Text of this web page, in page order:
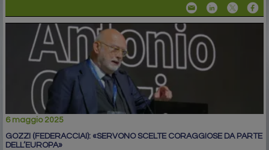
6 maggio 2025
GOZZI (FEDERACCIAI): «SERVONO SCELTE CORAGGIOSE DA PARTE
DELL’EUROPA»